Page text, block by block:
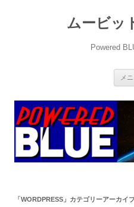
ムービッ
Powered
メ
「WORDPRESS 」カテゴリーアーカイ